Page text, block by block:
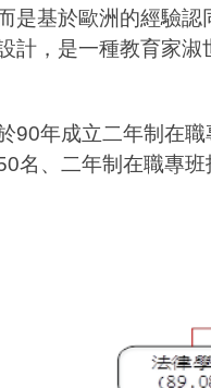
是基於歐洲的經驗
計，是一種教育家
90年成立二年制在
名、二年制在職專